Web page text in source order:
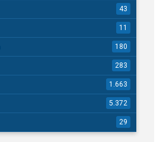
43
11
180
283
1.663
5.372
29